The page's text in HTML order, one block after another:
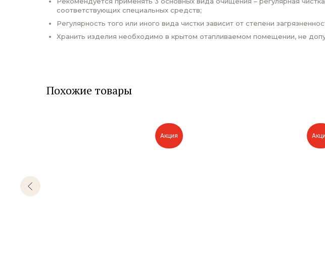
соответствующих специальных средств;
Регулярность того или иного вида чистки зависит от степени
Хранить изделия необходимо в крытом отапливаемом помещении, не
Похожие товары
Акция